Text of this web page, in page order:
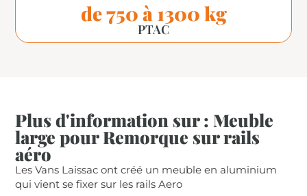
de 750 à 1300 kg
PTAC
Plus d'information sur : Meuble
large pour Remorque sur rails
aéro
Les Vans Laissac ont créé un meuble en aluminium
qui vient se fixer sur les rails Aero